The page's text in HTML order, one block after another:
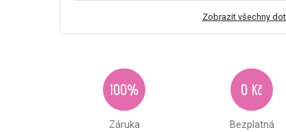
Zobrazit všechny
100%
Záruka
0 Kč
Bezplatná